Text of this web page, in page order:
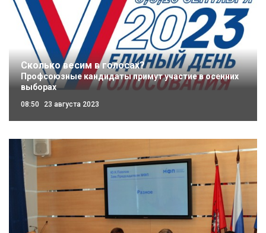
Сколько весим в голосах?
Профсоюзные кандидаты примут участие в осенних
выборах
08:50 23 августа 2023